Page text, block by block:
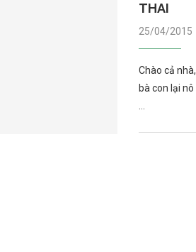
THAI
25/04/2015
Chào cả
bà con lại
…